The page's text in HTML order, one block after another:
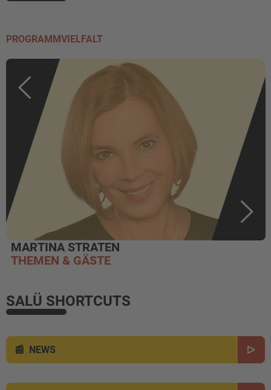
PROGRAMMVIELFALT
MARTINA STRATEN
THEMEN & GÄSTE
SALÜ SHORTCUTS
NEWS